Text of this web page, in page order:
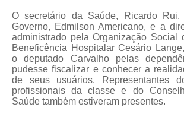
O secretário da Saúde, Ricardo
Governo, Edmilson Americano, e a
administrado pela Organização Social
Beneficência Hospitalar Cesário
o deputado Carvalho pelas
pudesse fiscalizar e conhecer a
de seus usuários. Representantes
profissionais da classe e do
Saúde também estiveram presentes.